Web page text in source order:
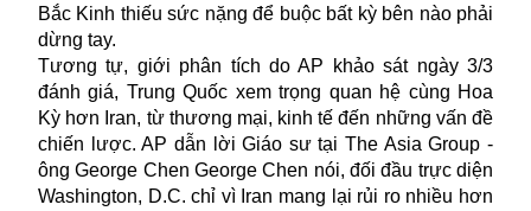
Bắc Kinh thiếu sức nặng để buộc bất kỳ bên nào phải
dừng tay.
Tương tự, giới phân tích do AP khảo sát ngày 3/3
đánh giá, Trung Quốc xem trọng quan hệ cùng Hoa
Kỳ hơn Iran, từ thương mại, kinh tế đến những vấn đề
chiến lược. AP dẫn lời Giáo sư tại The Asia Group -
ông George Chen George Chen nói, đối đầu trực diện
Washington, D.C. chỉ vì Iran mang lại rủi ro nhiều hơn